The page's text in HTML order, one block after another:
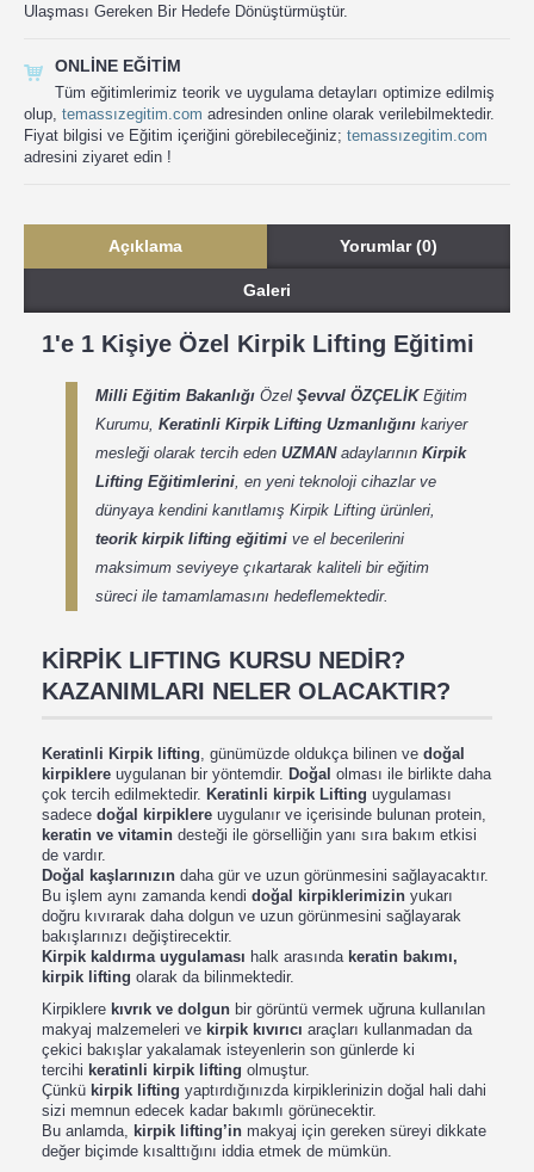
Ulaşması Gereken Bir Hedefe Dönüştürmüştür.
ONLINE EĞITIM
Tüm eğitimlerimiz teorik ve uygulama detayları optimize edilmiş
olup, temassızegitim.com adresinden online olarak verilebilmektedir.
Fiyat bilgisi ve Eğitim içeriğini görebileceğiniz; temassızegitim.com
adresini ziyaret edin !
Açıklama Yorumlar (0)
Galeri
1'e 1 Kişiye Özel Kirpik Lifting Eğitimi
Milli Eğitim Bakanlığı Özel Şevval ÖZÇELİKEğitim
Kurumu, Keratinli Kirpik Lifting Uzmanlığını kariyer
mesleği olarak tercih eden UZMANadaylarının Kirpik
Lifting Eğitimlerini , en yeni teknoloji cihazlar ve
dünyaya kendini kanıtlamış Kirpik Lifting ürünleri,
teorik kirpik lifting eğitimi ve el becerilerini
maksimum seviyeye çıkartarak kaliteli bir eğitim
süreci ile tamamlamasını hedeflemektedir.
KİRPİK LIFTING KURSU NEDİR?
KAZANIMLARI NELER OLACAKTIR?
Keratinli Kirpik lifting , günümüzde oldukça bilinen ve doğal
kirpiklere uygulanan bir yöntemdir. Doğal olması ile birlikte daha
çok tercih edilmektedir. Keratinli kirpik Lifting uygulaması
sadece doğal kirpiklere uygulanır ve içerisinde bulunan protein,
keratin ve vitamin desteği ile görselliğin yanı sıra bakım etkisi
de vardır.
Doğal kaşlarınızın daha gür ve uzun görünmesini sağlayacaktır.
Bu işlem aynı zamanda kendi doğal kirpiklerimizin yukarı
doğru kıvırarak daha dolgun ve uzun görünmesini sağlayarak
bakışlarınızı değiştirecektir.
Kirpik kaldırma uygulaması halk arasında keratin bakımı,
kirpik lifting olarak da bilinmektedir.
Kirpiklere kıvrık ve dolgun bir görüntü vermek uğruna kullanılan
makyaj malzemeleri ve kirpik kıvırıcı araçları kullanmadan da
çekici bakışlar yakalamak isteyenlerin son günlerde ki
tercihi keratinli kirpik lifting olmuştur.
Çünkü kirpik lifting yaptırdığınızda kirpiklerinizin doğal hali dahi
sizi memnun edecek kadar bakımlı görünecektir.
Bu anlamda,
kirpik lifting’in makyaj için gereken süreyi dikkate
değer biçimde kısalttığını iddia etmek de mümkün.